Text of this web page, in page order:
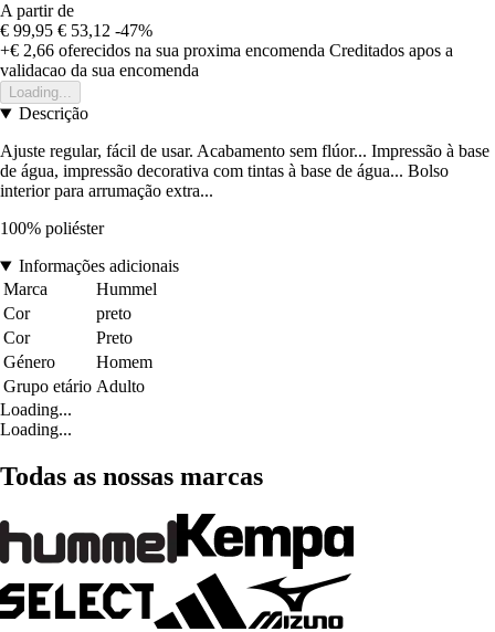
A partir de
€ 99,95 € 53,12 -47%
+€ 2,66 oferecidos na sua proxima encomenda Creditados apos a
validacao da sua encomenda
Loading...
Descrição
Ajuste regular, fácil de usar. Acabamento sem flúor... Impressão à base
de água, impressão decorativa com tintas à base de água... Bolso
interior para arrumação extra...
100% poliéster
Informações adicionais
Marca
Hummel
Cor
preto
Cor
Preto
Género
Homem
Grupo etário Adulto
Loading...
Loading...
Todas as nossas marcas